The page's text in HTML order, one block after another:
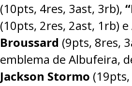
(10pts, 4res, 3ast, 3rb),
(10pts, 2res, 2ast, 1rb) e
Broussard (9pts, 8res,
emblema de Albufeira,
Jackson Stormo